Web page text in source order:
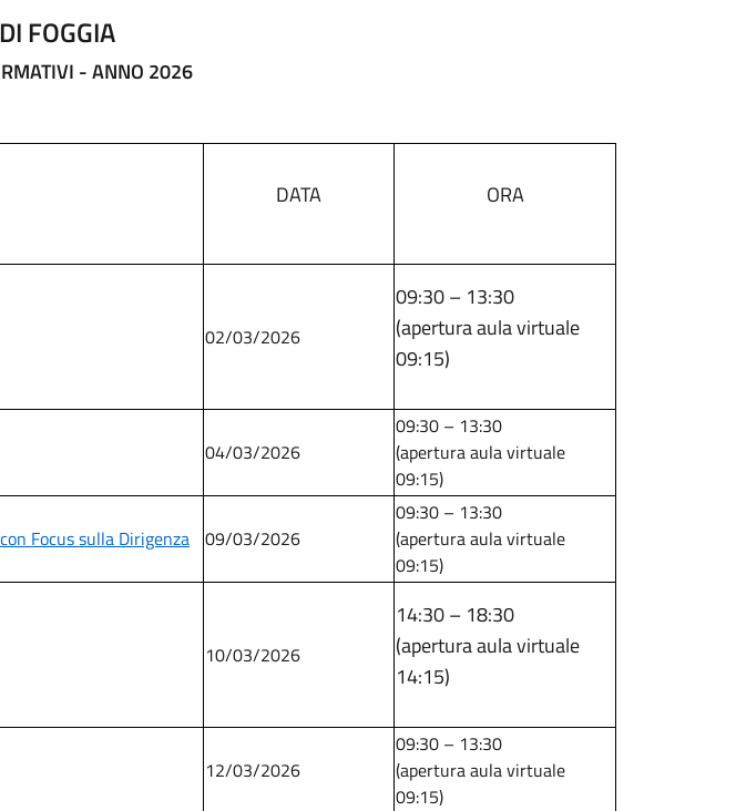
FOGGIA
- ANNO 2026
DATA ORA
02/03/2026
09:30 – 13:30
(apertura aula virtuale
09:15)
04/03/2026
09:30 – 13:30
(apertura aula virtuale
09:15)
Focus sulla Dirigenza 09/03/2026
09:30 – 13:30
​​​​​​​(apertura aula virtuale
09:15)
10/03/2026
14:30 – 18:30
(apertura aula virtuale
14:15)
12/03/2026
09:30 – 13:30
​​​​​​​(apertura aula virtuale
09:15)